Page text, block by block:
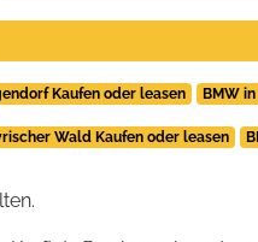
Kaufen oder leasen BMW
Wald Kaufen oder leasen